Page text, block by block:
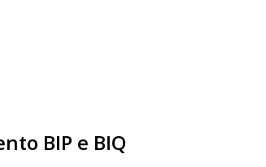
BIP e BIQ